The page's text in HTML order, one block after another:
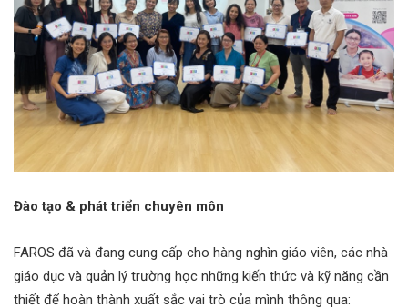
Đào tạo & phát triển chuyên môn
FAROS đã và đang cung cấp cho hàng nghìn giáo viên, các nhà
giáo dục và quản lý trường học những kiến thức và kỹ năng cần
thiết để hoàn thành xuất sắc vai trò của mình thông qua: